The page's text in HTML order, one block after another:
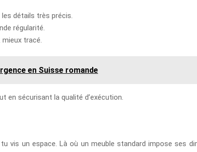
détails très précis.
régularité.
tracé.
en Suisse romande
sécurisant la qualité d’exécution.
vis un espace. Là où un meuble standard impose ses